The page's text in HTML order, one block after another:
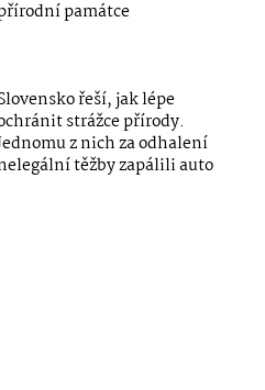
památce
řeší, jak lépe
strážce přírody.
z nich za odhalení
těžby zapálili auto